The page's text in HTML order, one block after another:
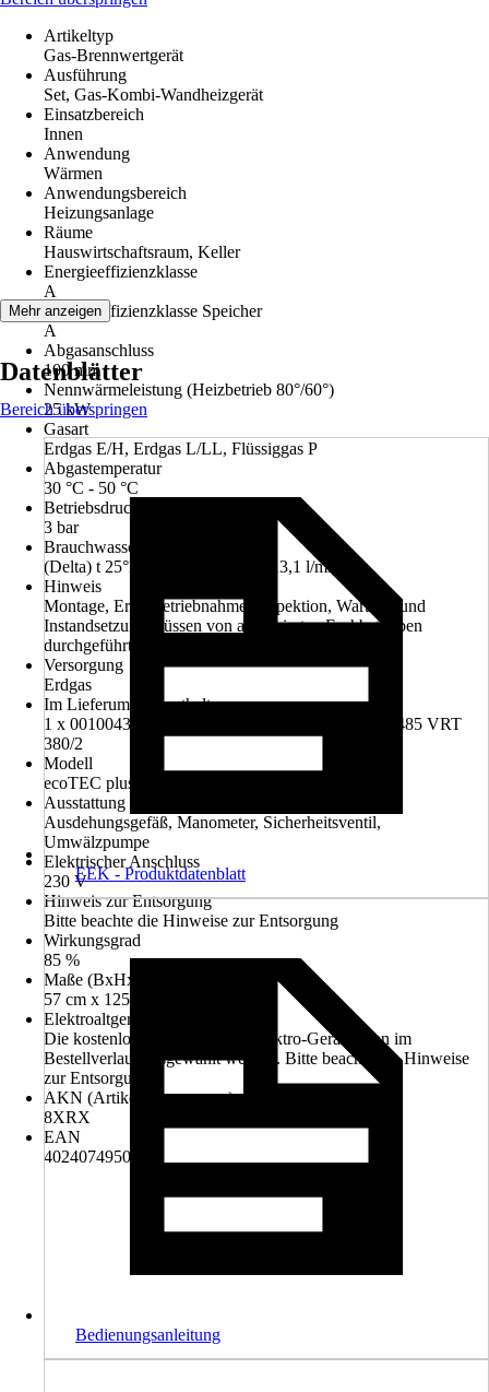
Artikeltyp
Gas-Brennwertgerät
Ausführung
Set, Gas-Kombi-Wandheizgerät
Einsatzbereich
Innen
Anwendung
Wärmen
Anwendungsbereich
Heizungsanlage
Räume
Hauswirtschaftsraum, Keller
Energieeffizienzklasse
A
Energieeffizienzklasse Speicher
A
Abgasanschluss
100 mm
Nennwärmeleistung (Heizbetrieb 80°/60°)
25 kW
Gasart
Erdgas E/H, Erdgas L/LL, Flüssiggas P
Abgastemperatur
30 °C - 50 °C
Betriebsdruck
3 bar
Brauchwasserdurchsatz
(Delta) t 25°K (von 10° auf 35°) 13,1 l/min
Hinweis
Montage, Erstinbetriebnahme, Inspektion, Wartung und
Instandsetzung müssen von autorisierten Fachbetrieben
durchgeführt werden.
Versorgung
Erdgas
Im Lieferumfang enthalten
1 x 0010043902 VCW 25/32 CS/1-5, 1 x 0010045485 VRT
380/2
Modell
ecoTEC plus VCW 25/32CS/1-5
Ausstattung
Ausdehungsgefäß, Manometer, Sicherheitsventil,
Umwälzpumpe
Elektrischer Anschluss
230 V
Hinweis zur Entsorgung
Bitte beachte die Hinweise zur Entsorgung
Wirkungsgrad
85 %
Maße (BxHxT)
57 cm x 125 cm x 69 cm
Elektroaltgerät-Rücknahme
Die kostenlose Rückgabe des Elektro-Geräts kann im
Bestellverlauf ausgewählt werden. Bitte beachte die Hinweise
zur Entsorgung.
AKN (Artikelkurznummer)
8XRX
EAN
4024074950883
Mehr anzeigen
Datenblätter
Bereich überspringen
EEK - Produktdatenblatt
Bedienungsanleitung